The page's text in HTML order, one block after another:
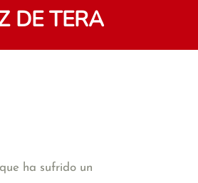
DE TERA
ha sufrido un